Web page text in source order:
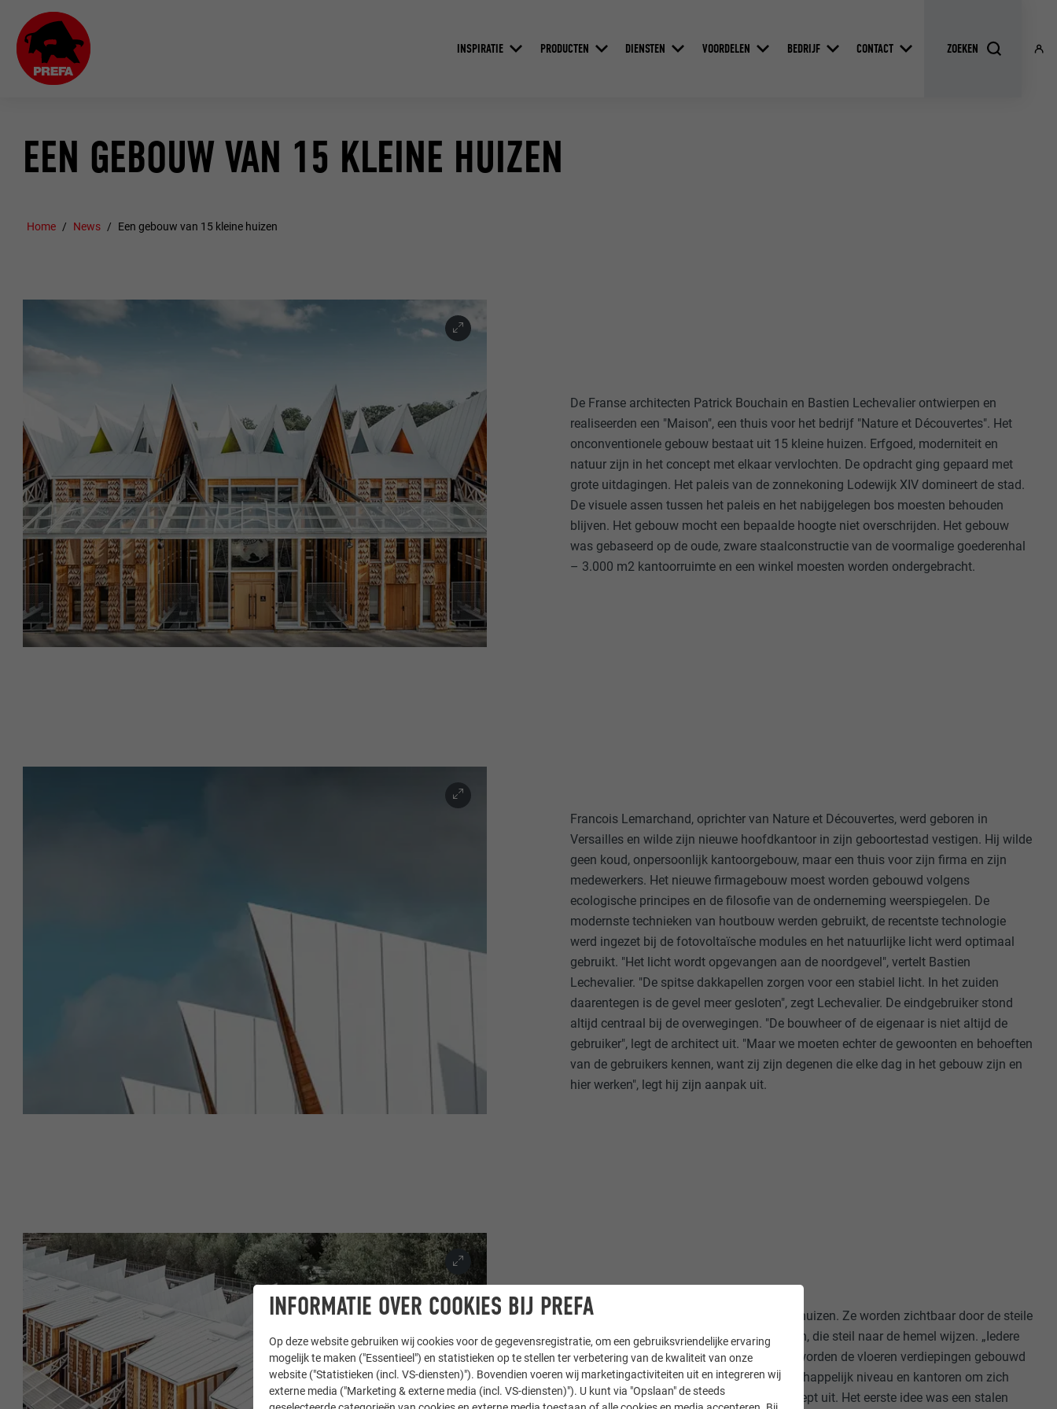
INSPIRATIE PRODUCTEN DIENSTEN VOORDELEN BEDRIJF CONTACT
EEN GEBOUW VAN 15 KLEINE HUIZEN
Home News Een gebouw van 15 kleine huizen
De Franse architecten Patrick Bouchain en Bastien Lechevalier ontwierpen en
realiseerden een "Maison", een thuis voor het bedrijf "Nature et Découvertes". Het
onconventionele gebouw bestaat uit 15 kleine huizen. Erfgoed, moderniteit en
natuur zijn in het concept met elkaar vervlochten. De opdracht ging gepaard met
grote uitdagingen. Het paleis van de zonnekoning Lodewijk XIV domineert de stad.
De visuele assen tussen het paleis en het nabijgelegen bos moesten behouden
blijven. Het gebouw mocht een bepaalde hoogte niet overschrijden. Het gebouw
was gebaseerd op de oude, zware staalconstructie van de voormalige goederenhal
– 3.000 m2 kantoorruimte en een winkel moesten worden ondergebracht.
Francois Lemarchand, oprichter van Nature et Découvertes, werd geboren in
Versailles en wilde zijn nieuwe hoofdkantoor in zijn geboortestad vestigen. Hij wilde
geen koud, onpersoonlijk kantoorgebouw, maar een thuis voor zijn firma en zijn
medewerkers. Het nieuwe firmagebouw moest worden gebouwd volgens
ecologische principes en de filosofie van de onderneming weerspiegelen. De
modernste technieken van houtbouw werden gebruikt, de recentste technologie
werd ingezet bij de fotovoltaïsche modules en het natuurlijke licht werd optimaal
gebruikt. "Het licht wordt opgevangen aan de noordgevel", vertelt Bastien
Lechevalier. "De spitse dakkapellen zorgen voor een stabiel licht. In het zuiden
daarentegen is de gevel meer gesloten", zegt Lechevalier. De eindgebruiker stond
altijd centraal bij de overwegingen. "De bouwheer of de eigenaar is niet altijd de
gebruiker", legt de architect uit. "Maar we moeten echter de gewoonten en behoeften
van de gebruikers kennen, want zij zijn degenen die elke dag in het gebouw zijn en
hier werken", legt hij zijn aanpak uit.
Het gebouw is onderverdeeld in 15 kleine huizen. Ze worden zichtbaar door de steile
afdaken in de vorm van spitse dakkapellen, die steil naar de hemel wijzen. „Iedere
afdeling krijgt een eigen huis. Bovendien worden de vloeren verdiepingen gebouwd
zoals in woonhuizen – met een gemeenschappelijk niveau en kantoren om zich
terug te trekken", legt Lechevalier het concept uit. Het eerste idee was een stalen
INFORMATIE OVER COOKIES BIJ PREFA
Op deze website gebruiken wij cookies voor de gegevensregistratie, om een gebruiksvriendelijke ervaring
mogelijk te maken ("Essentieel") en statistieken op te stellen ter verbetering van de kwaliteit van onze
website ("Statistieken (incl. VS-diensten)"). Bovendien voeren wij marketingactiviteiten uit en integreren wij
externe media ("Marketing & externe media (incl. VS-diensten)"). U kunt via "Opslaan" de steeds